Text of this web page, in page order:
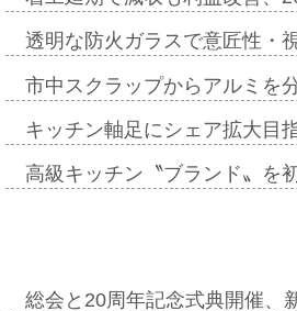
透明な防火ガラスで意匠性・
市中スクラップからアルミを
キッチン軸足にシェア拡大目
高級キッチン〝ブランド〟を
総会と20周年記念式典開催